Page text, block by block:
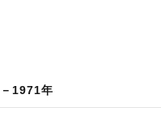
1971年